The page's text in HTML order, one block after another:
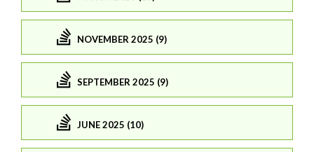
NOVEMBER 2025 (9)
SEPTEMBER 2025 (9)
JUNE 2025 (10)